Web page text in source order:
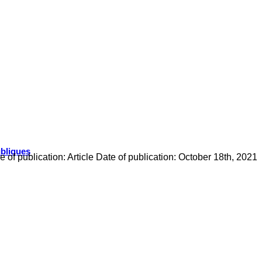
publication: Article Date of publication: October 18th, 2021